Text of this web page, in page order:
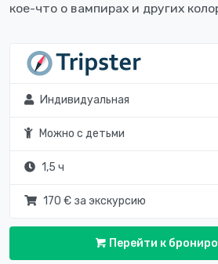
кое-что о вампирах и других
Индивидуальная
Можно с детьми
1,5 ч
170 € за экскурсию
Перейти к